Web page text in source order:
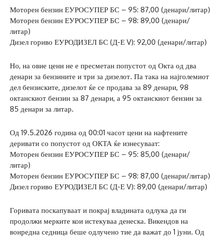
Моторен бензин ЕУРОСУПЕР БС – 95: 87,00 (денари/литар)
Моторен бензин ЕУРОСУПЕР БС – 98: 89,00 (денари/
литар)
Дизел гориво ЕУРОДИЗЕЛ БС (Д-Е V): 92,00 (денари/литар)
Но, на овие цени не е пресметан попустот од Окта од два
денари за бензините и три за дизелот. Па така на најголемиот
дел бензиските, дизелот ќе се продава за 89 денари, 98
октанскиот бензин за 87 денари, а 95 октанскиот бензин за
85 денари за литар.
Од 19.5.2026 година од 00:01 часот цени на нафтените
деривати со попустот од ОКТА ќе изнесуваат:
Моторен бензин ЕУРОСУПЕР БС – 95: 85,00 (денари/
литар)
Моторен бензин ЕУРОСУПЕР БС – 98: 87,00 (денари/литар)
Дизел гориво ЕУРОДИЗЕЛ БС (Д-Е V): 89,00 (денари/литар)
Горивата поскапуваат и покрај владината одлука да ги
продолжи мерките кои истекуваа денеска. Викендов на
вонредна седница беше одлучено тие да важат до 1 јуни. Од